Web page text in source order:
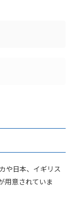
や日本、イギリス
用意されていま